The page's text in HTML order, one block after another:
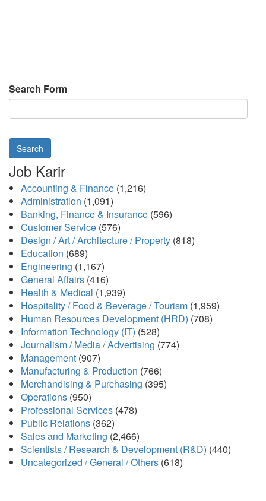
Search Form
Search
Job Karir
Accounting & Finance (1,216)
Administration (1,091)
Banking, Finance & Insurance (596)
Customer Service (576)
Design / Art / Architecture / Property (818)
Education (689)
Engineering (1,167)
General Affairs (416)
Health & Medical (1,939)
Hospitality / Food & Beverage / Tourism (1,959)
Human Resources Development (HRD) (708)
Information Technology (IT) (528)
Journalism / Media / Advertising (774)
Management (907)
Manufacturing & Production (766)
Merchandising & Purchasing (395)
Operations (950)
Professional Services (478)
Public Relations (362)
Sales and Marketing (2,466)
Scientists / Research & Development (R&D) (440)
Uncategorized / General / Others (618)